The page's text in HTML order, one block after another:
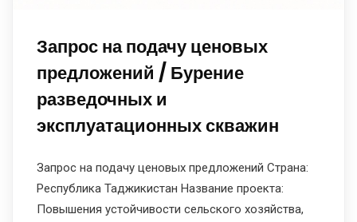
Запрос на подачу ценовых
предложений / Бурение
разведочных и
эксплуатационных скважин
Запрос на подачу ценовых предложений Страна:
Республика Таджикистан Название проекта:
Повышения устойчивости сельского хозяйства,